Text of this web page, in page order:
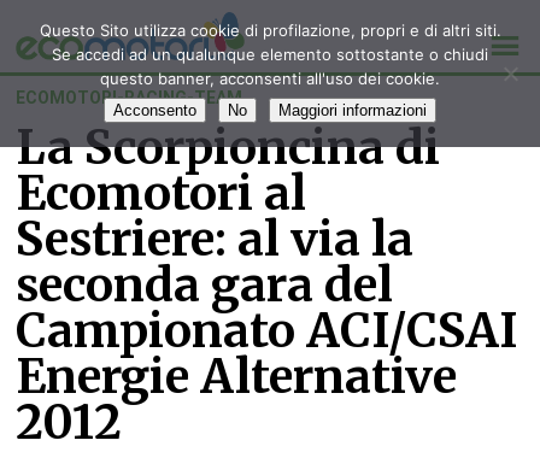
ECOMOTORI-RACING-TEAM
La Scorpioncina di
Ecomotori al
Sestriere: al via la
seconda gara del
Campionato ACI/CSAI
Energie Alternative
2012
Questo Sito utilizza cookie di profilazione, propri e di altri siti.
Se accedi ad un qualunque elemento sottostante o chiudi
questo banner, acconsenti all'uso dei cookie.
Acconsento No Maggiori informazioni